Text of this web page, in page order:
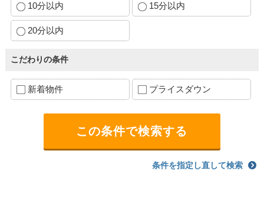
10分以内 15分以内
20分以内
こだわりの条件
新着物件 プライスダウン
条件を指定し直して検索